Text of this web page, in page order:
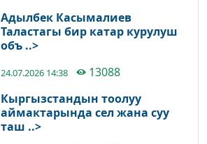
Адылбек Касымалиев
Таластагы бир катар курулуш
объ ..>
24.07.2026 14:38
13088
Кыргызстандын тоолуу
аймактарында сел жана суу
таш ..>